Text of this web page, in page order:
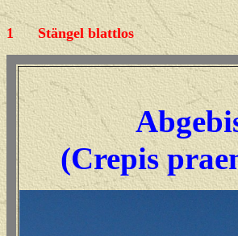
1 Stängel blattlos
(Crepis